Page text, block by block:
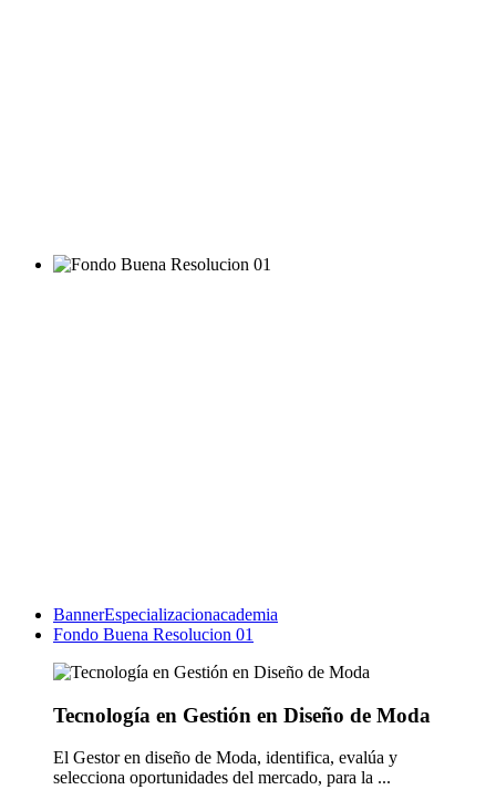
BannerEspecializacionacademia
Fondo Buena Resolucion 01
Tecnología en Gestión en Diseño de Moda
El Gestor en diseño de Moda, identifica, evalúa y
selecciona oportunidades del mercado, para la ...